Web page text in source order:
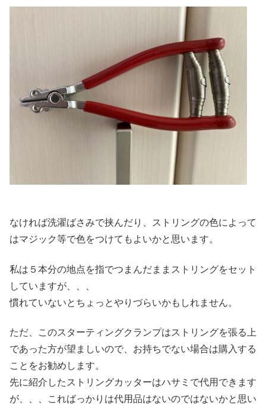
なければ洗濯ばさみで挟んだり、ストリングの色によって
はマジック等で色をつけてもよいかと思います。
私は５本分の地点を指でつまんだままストリングをセット
していますが、、、
慣れていないとちょっとやりづらいかもしれません。
ただ、このスターティングクランプはストリングを張る上
であった方が望ましいので、お持ちでない場合は購入する
ことをお勧めします。
先に紹介したストリングカッターはハサミで代用できます
が、、、こればっかりは代用品はないのではないかと思い